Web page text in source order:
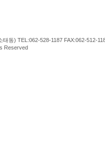
동) TEL:062-528-1187 FAX:062-512-
Reserved